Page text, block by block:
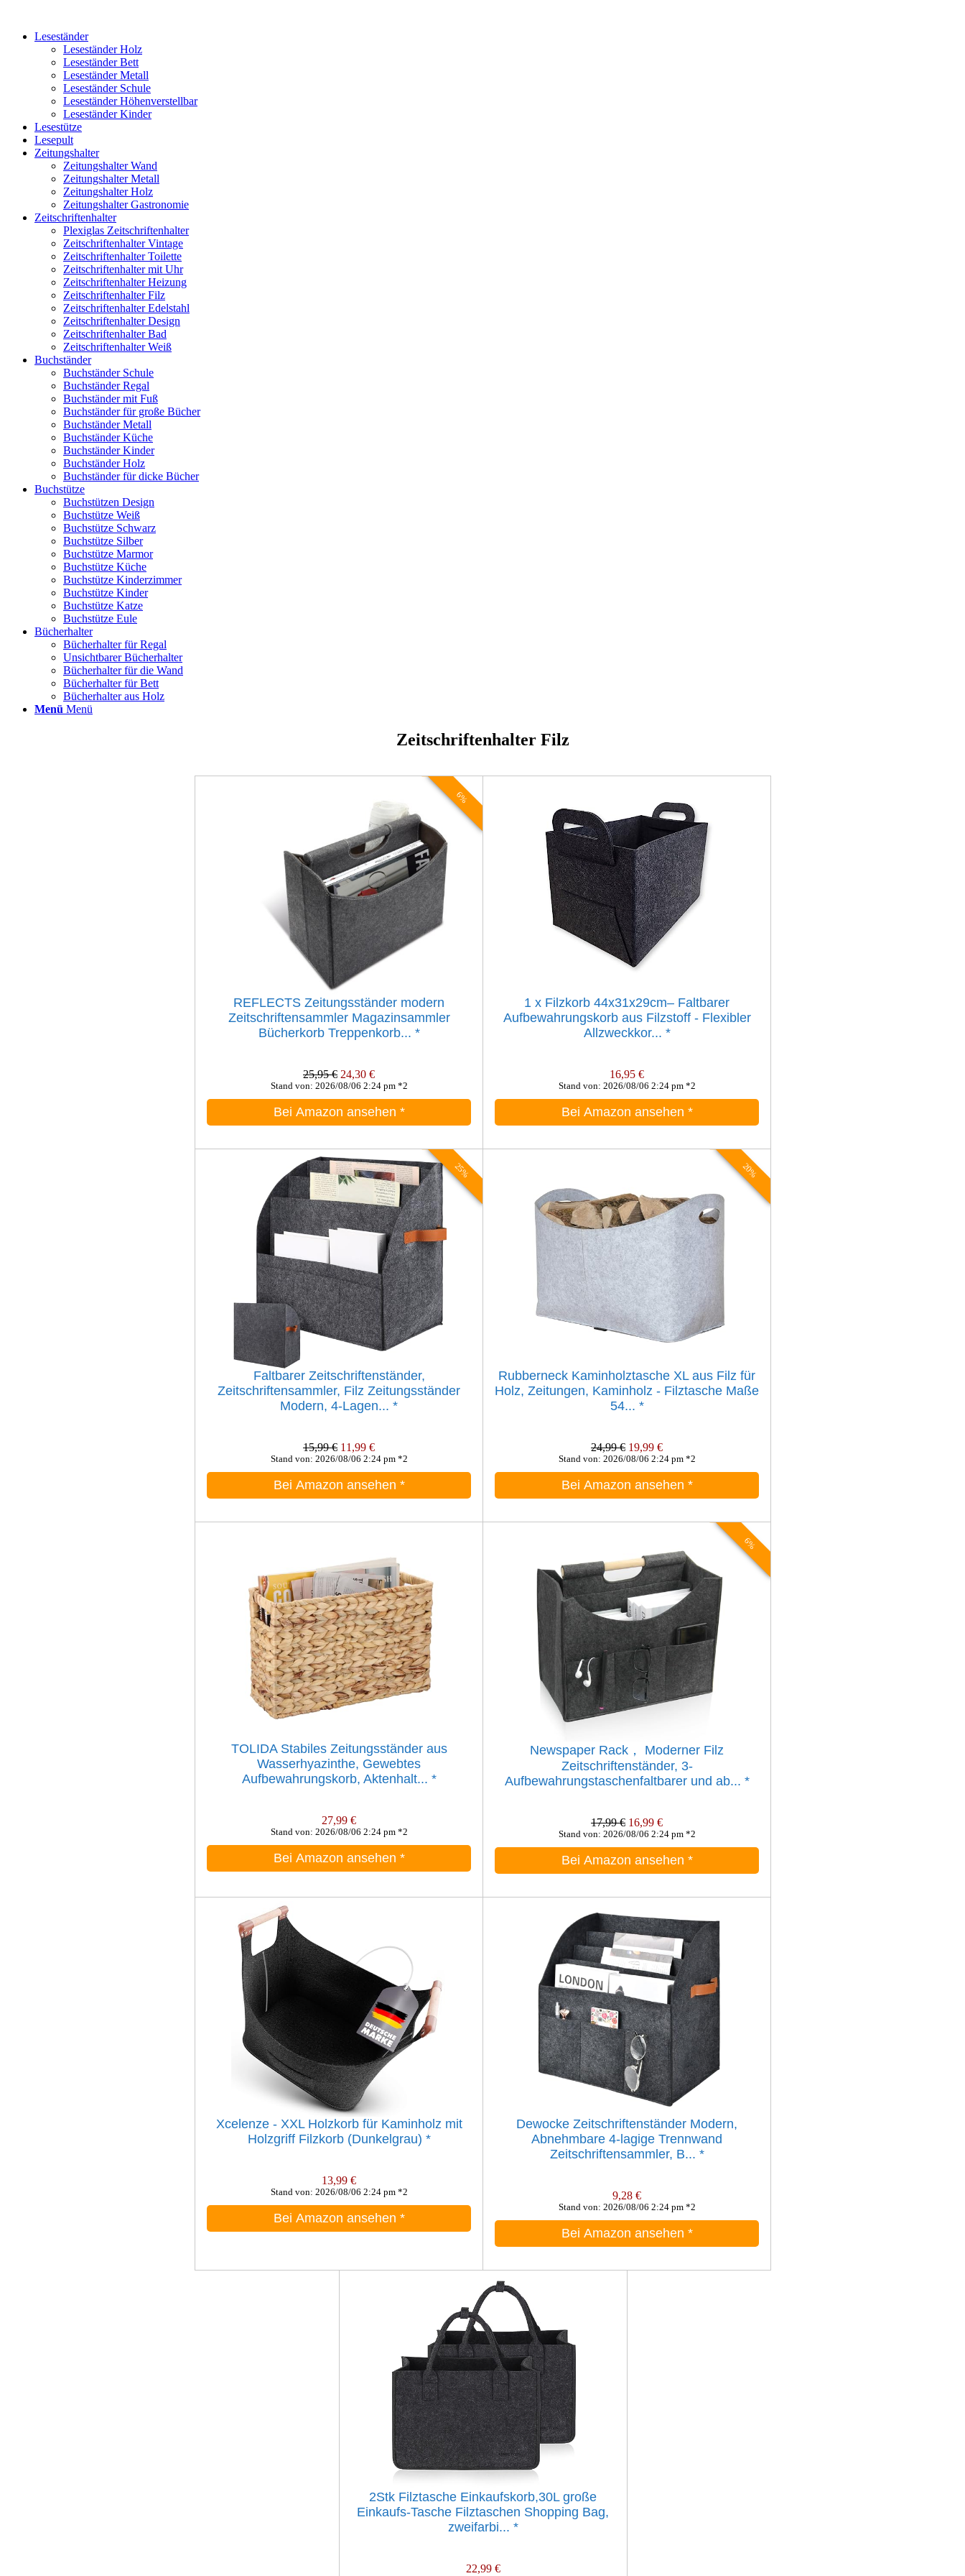
Leseständer
Leseständer Holz
Leseständer Bett
Leseständer Metall
Leseständer Schule
Leseständer Höhenverstellbar
Leseständer Kinder
Lesestütze
Lesepult
Zeitungshalter
Zeitungshalter Wand
Zeitungshalter Metall
Zeitungshalter Holz
Zeitungshalter Gastronomie
Zeitschriftenhalter
Plexiglas Zeitschriftenhalter
Zeitschriftenhalter Vintage
Zeitschriftenhalter Toilette
Zeitschriftenhalter mit Uhr
Zeitschriftenhalter Heizung
Zeitschriftenhalter Filz
Zeitschriftenhalter Edelstahl
Zeitschriftenhalter Design
Zeitschriftenhalter Bad
Zeitschriftenhalter Weiß
Buchständer
Buchständer Schule
Buchständer Regal
Buchständer mit Fuß
Buchständer für große Bücher
Buchständer Metall
Buchständer Küche
Buchständer Kinder
Buchständer Holz
Buchständer für dicke Bücher
Buchstütze
Buchstützen Design
Buchstütze Weiß
Buchstütze Schwarz
Buchstütze Silber
Buchstütze Marmor
Buchstütze Küche
Buchstütze Kinderzimmer
Buchstütze Kinder
Buchstütze Katze
Buchstütze Eule
Bücherhalter
Bücherhalter für Regal
Unsichtbarer Bücherhalter
Bücherhalter für die Wand
Bücherhalter für Bett
Bücherhalter aus Holz
Menü Menü
Zeitschriftenhalter Filz
6%
REFLECTS Zeitungsständer modern
Zeitschriftensammler Magazinsammler
Bücherkorb Treppenkorb... *
25,95 € 24,30 €
Stand von: 2026/08/06 2:24 pm *2
Bei Amazon ansehen *
1 x Filzkorb 44x31x29cm– Faltbarer
Aufbewahrungskorb aus Filzstoff - Flexibler
Allzweckkor... *
16,95 €
Stand von: 2026/08/06 2:24 pm *2
Bei Amazon ansehen *
25%
Faltbarer Zeitschriftenständer,
Zeitschriftensammler, Filz Zeitungsständer
Modern, 4-Lagen... *
15,99 € 11,99 €
Stand von: 2026/08/06 2:24 pm *2
Bei Amazon ansehen *
20%
Rubberneck Kaminholztasche XL aus Filz für
Holz, Zeitungen, Kaminholz - Filztasche Maße
54... *
24,99 € 19,99 €
Stand von: 2026/08/06 2:24 pm *2
Bei Amazon ansehen *
TOLIDA Stabiles Zeitungsständer aus
Wasserhyazinthe, Gewebtes
Aufbewahrungskorb, Aktenhalt... *
27,99 €
Stand von: 2026/08/06 2:24 pm *2
Bei Amazon ansehen *
6%
Newspaper Rack， Moderner Filz
Zeitschriftenständer, 3-
Aufbewahrungstaschenfaltbarer und ab... *
17,99 € 16,99 €
Stand von: 2026/08/06 2:24 pm *2
Bei Amazon ansehen *
Xcelenze - XXL Holzkorb für Kaminholz mit
Holzgriff Filzkorb (Dunkelgrau) *
13,99 €
Stand von: 2026/08/06 2:24 pm *2
Bei Amazon ansehen *
Dewocke Zeitschriftenständer Modern,
Abnehmbare 4-lagige Trennwand
Zeitschriftensammler, B... *
9,28 €
Stand von: 2026/08/06 2:24 pm *2
Bei Amazon ansehen *
2Stk Filztasche Einkaufskorb,30L große
Einkaufs-Tasche Filztaschen Shopping Bag,
zweifarbi... *
22,99 €